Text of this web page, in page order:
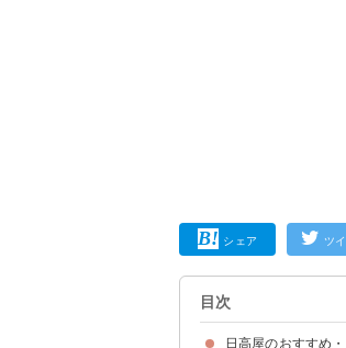
シェア ツ
目次
日高屋のおすすめ